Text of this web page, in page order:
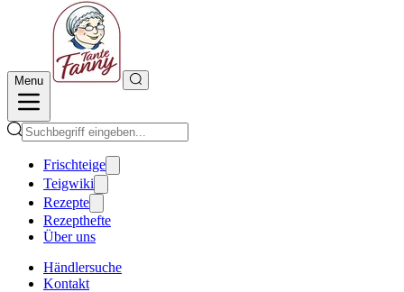
Menu
Frischteige
Teigwiki
Rezepte
Rezepthefte
Über uns
Händlersuche
Kontakt